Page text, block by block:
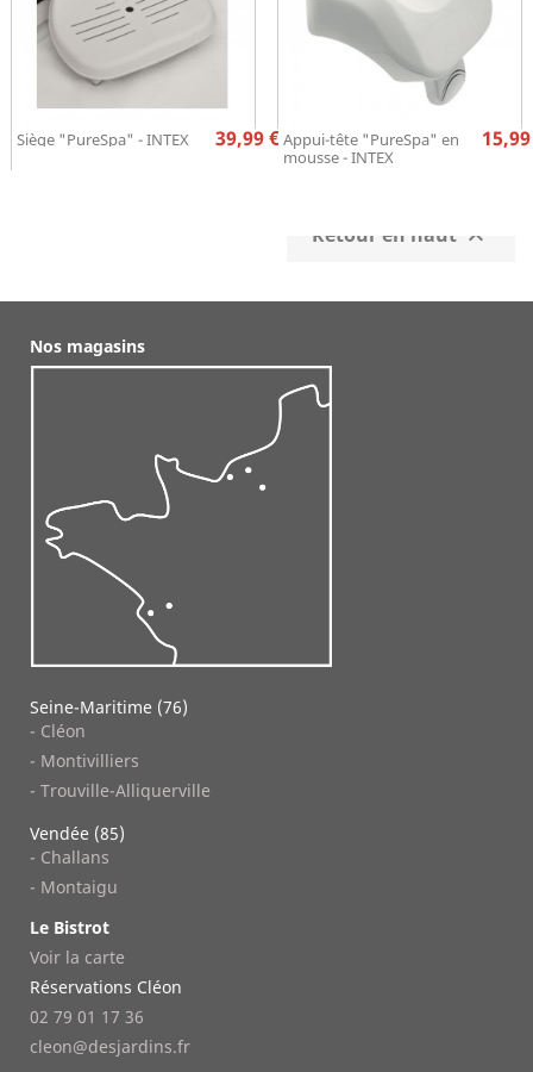
Siège "PureSpa" - INTEX Prix
39,99 € Appui-tête "PureSpa" en
mousse - INTEX
Retour en haut 
Nos magasins
Seine-Maritime (76)
- Cléon
- Montivilliers
- Trouville-Alliquerville
Vendée (85)
- Challans
- Montaigu
Le Bistrot
Voir la carte
Réservations Cléon
02 79 01 17 36
cleon@desjardins.fr